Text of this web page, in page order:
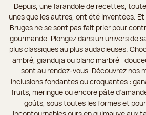
Depuis, une farandole de recettes,
unes que les autres, ont été inventées.
Bruges ne se sont pas fait prier pour
gourmande. Plongez dans un univers de
plus classiques au plus audacieuses.
ambré, gianduja ou blanc marbré :
sont au rendez-vous. Découvrez nos
inclusions fondantes ou croquantes :
fruits, meringue ou encore pâte
goûts, sous toutes les formes et